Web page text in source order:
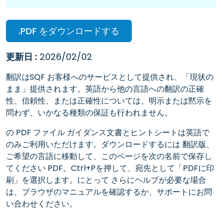
.PDF をダウンロードする
更新日 : 2026/02/02
翻訳はSQF お客様へのサービスとして提供され、「現状の
まま」提供されます。英語から他の言語への翻訳の正確
性、信頼性、または正確性については、明示または黙示を
問わず、いかなる種類の保証も行われません。
の PDF ファイル ガイダンス文書とヒントシートは英語で
のみご利用いただけます。ダウンロードするには 翻訳版、
ご希望の言語に移動して、このページを次の名前で保存し
てください PDF。Ctrl+Pを押して、宛先として「PDFに印
刷」を選択します。にとって さらにヘルプが必要な場合
は、ブラウザのマニュアルを確認するか、サポートにお問
い合わせください。